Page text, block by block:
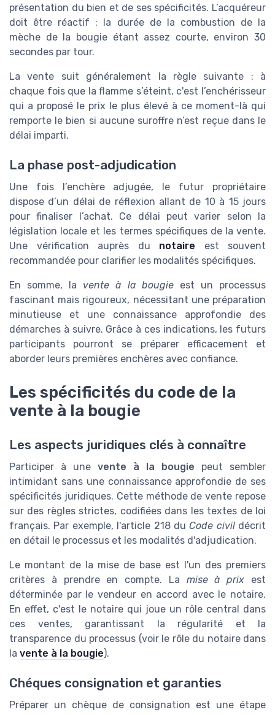
présentation du bien et de ses spécificités. L’acquéreur
doit être réactif : la durée de la combustion de la
mèche de la bougie étant assez courte, environ 30
secondes par tour.
La vente suit généralement la règle suivante : à
chaque fois que la flamme s’éteint, c'est l’enchérisseur
qui a proposé le prix le plus élevé à ce moment-là qui
remporte le bien si aucune suroffre n’est reçue dans le
délai imparti.
La phase post-adjudication
Une fois l’enchère adjugée, le futur propriétaire
dispose d’un délai de réflexion allant de 10 à 15 jours
pour finaliser l’achat. Ce délai peut varier selon la
législation locale et les termes spécifiques de la vente.
Une vérification auprès du notaire est souvent
recommandée pour clarifier les modalités spécifiques.
En somme, la vente à la bougieest un processus
fascinant mais rigoureux, nécessitant une préparation
minutieuse et une connaissance approfondie des
démarches à suivre. Grâce à ces indications, les futurs
participants pourront se préparer efficacement et
aborder leurs premières enchères avec confiance.
Les spécificités du code de la
vente à la bougie
Les aspects juridiques clés à connaître
Participer à une vente à la bougie peut sembler
intimidant sans une connaissance approfondie de ses
spécificités juridiques. Cette méthode de vente repose
sur des règles strictes, codifiées dans les textes de loi
français. Par exemple, l'article 218 duCode civildécrit
en détail le processus et les modalités d'adjudication.
Le montant de la mise de base est l'un des premiers
critères à prendre en compte. La mise à prix est
déterminée par le vendeur en accord avec le notaire.
En effet, c'est le notaire qui joue un rôle central dans
ces ventes, garantissant la régularité et la
transparence du processus (voir le rôle du notaire dans
la vente à la bougie).
Chéques consignation et garanties
Préparer un chèque de consignation est une étape